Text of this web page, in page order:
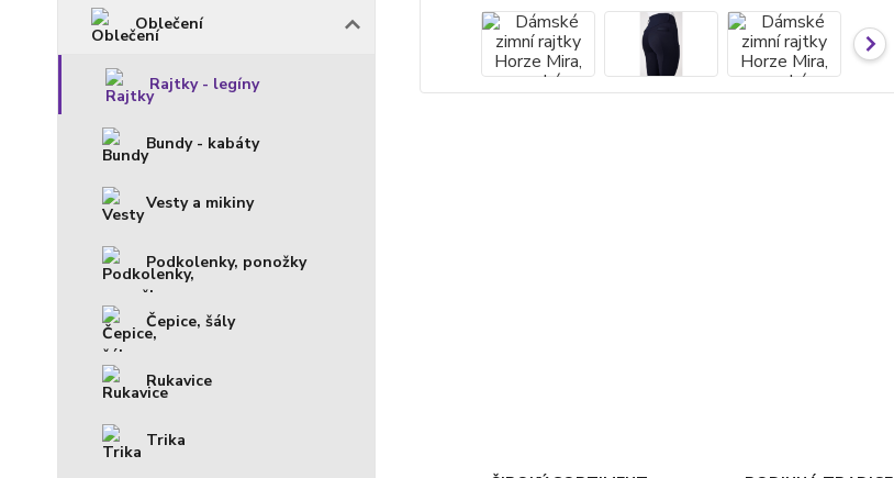
Oblečení
Rajtky - legíny
Bundy - kabáty
Vesty a mikiny
Podkolenky, ponožky
Čepice, šály
Rukavice
Trika